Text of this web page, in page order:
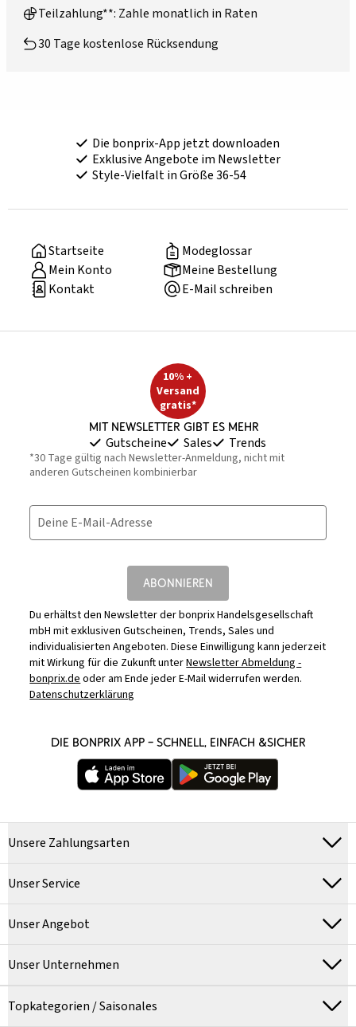
Teilzahlung**: Zahle monatlich in Raten
30 Tage kostenlose Rücksendung
Die bonprix-App jetzt downloaden
Exklusive Angebote im Newsletter
Style-Vielfalt in Größe 36-54
Startseite
Modeglossar
Mein Konto
Meine Bestellung
Kontakt
E-Mail schreiben
10% +
Versand
gratis*
Mit Newsletter gibt es mehr
Gutscheine Sales Trends
*30 Tage gültig nach Newsletter-Anmeldung, nicht mit
anderen Gutscheinen kombinierbar
Deine E-Mail-Adresse
ABONNIEREN
Du erhältst den Newsletter der bonprix Handelsgesellschaft
mbH mit exklusiven Gutscheinen, Trends, Sales und
individualisierten Angeboten. Diese Einwilligung kann jederzeit
mit Wirkung für die Zukunft unterNewsletter Abmeldung -
bonprix.deoder am Ende jeder E-Mail widerrufen werden.
Datenschutzerklärung
DIE BONPRIX APP – SCHNELL, EINFACH &SICHER
Unsere Zahlungsarten
Unser Service
Unser Angebot
Unser Unternehmen
Topkategorien / Saisonales